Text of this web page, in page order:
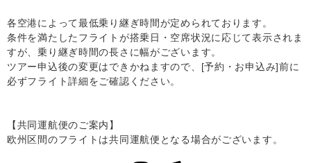
各空港によって最低乗り継ぎ時間が定められております。
条件を満たしたフライトが搭乗日・空席状況に応じて表示されま
すが、乗り継ぎ時間の長さに幅がございます。
ツアー申込後の変更はできかねますので、[予約・お申込み]前に
必ずフライト詳細をご確認ください。
【共同運航便のご案内】
欧州区間のフライトは共同運航便となる場合がございます。